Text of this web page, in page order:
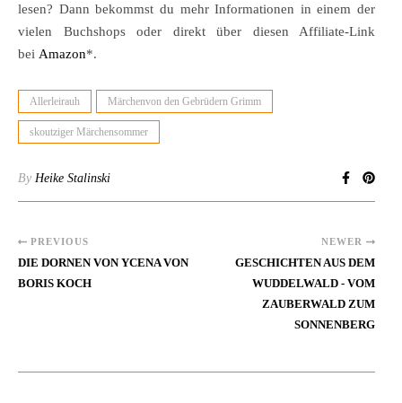
lesen? Dann bekommst du mehr Informationen in einem der
vielen Buchshops oder direkt über diesen Affiliate-Link
bei Amazon*.
Allerleirauh Märchenvon den Gebrüdern Grimm
skoutziger Märchensommer
By Heike Stalinski
PREVIOUS
DIE DORNEN VON YCENA VON
BORIS KOCH
NEWER
GESCHICHTEN AUS DEM
WUDDELWALD - VOM
ZAUBERWALD ZUM
SONNENBERG